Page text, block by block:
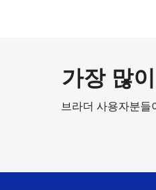
가장 많
브라더 사용자분들